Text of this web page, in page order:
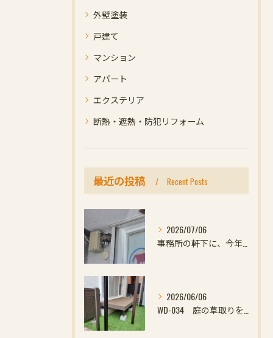
外壁塗装
戸建て
マンション
アパート
エクステリア
断熱・遮熱・防犯リフォーム
最近の投稿 Recent Posts
2026/07/06
2026/06/06